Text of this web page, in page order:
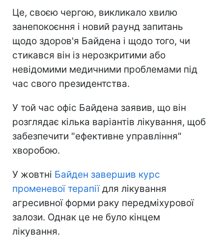
Це, своєю чергою, викликало хвилю
занепокоєння і новий раунд запитань
щодо здоров'я Байдена і щодо того, чи
стикався він із нерозкритими або
невідомими медичними проблемами під
час свого президентства.
У той час офіс Байдена заявив, що він
розглядає кілька варіантів лікування, щоб
забезпечити "ефективне управління"
хворобою.
У жовтні Байден завершив курс
променевої терапіїдля лікування
агресивної форми раку передміхурової
залози. Однак це не було кінцем
лікування.